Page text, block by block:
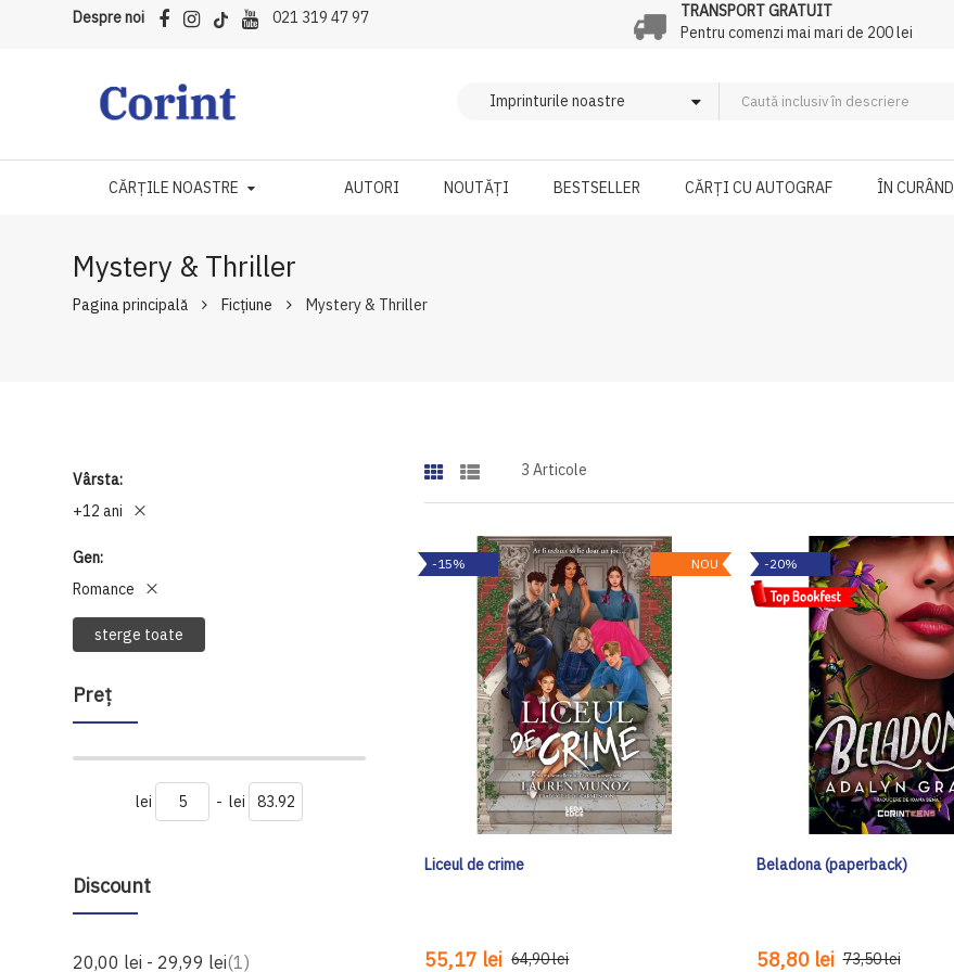
Despre noi 021 319 47 97
TRANSPORT GRATUIT
Pentru comenzi mai mari de 200 lei
CĂRȚILE NOASTRE AUTORI NOUTĂȚI BESTSELLER CĂRȚI CU AUTOGRAF ÎN CURÂND
Mystery & Thriller
Pagina principală Ficțiune Mystery & Thriller
Vârsta
+12 ani
Gen
Romance
sterge toate
Preţ
lei - lei
Discount
20,00 lei - 29,99 lei 1produs
3 Articole
NOU
-15%
Liceul de crime
55,17 lei 64,90 lei
-20%
Beladona (paperback)
58,80 lei 73,50 lei